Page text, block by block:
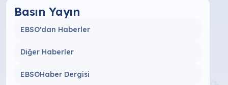
Basın Yayın
EBSO'dan Haberler
Diğer Haberler
EBSOHaber Dergisi